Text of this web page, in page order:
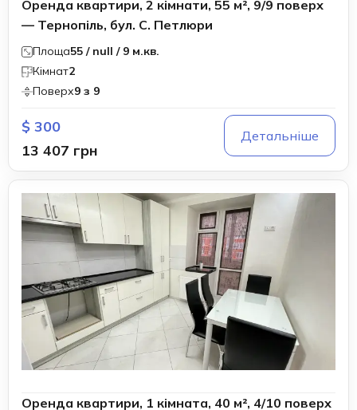
Оренда квартири, 2 кімнати, 55 м², 9/9 поверх
— Тернопіль, бул. C. Петлюри
Площа55 / null / 9 м.кв.
Кімнат2
Поверх9 з 9
$ 300
13 407 грн
Детальніше
Оренда квартири, 1 кімната, 40 м², 4/10 поверх